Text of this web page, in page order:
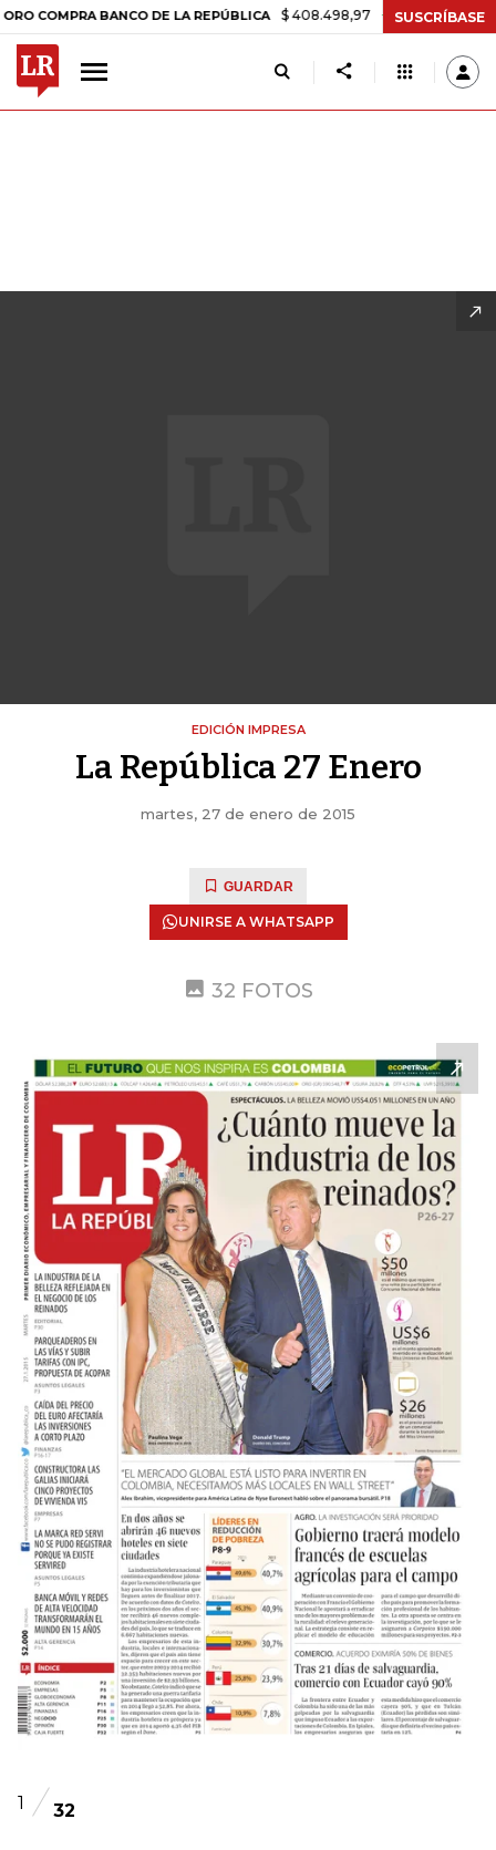
DE LA REPÚBLICA $ 408.498,97 +$ 8.753,81 +2,19% TASA DE
SUSCRÍBASE
EDICIÓN IMPRESA
La República 27 Enero
martes, 27 de enero de 2015
GUARDAR
UNIRSE A WHATSAPP
32 FOTOS
1 32